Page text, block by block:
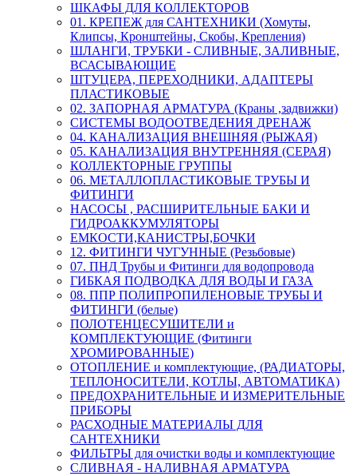
ШКАФЫ ДЛЯ КОЛЛЕКТОРОВ
01. КРЕПЕЖ для САНТЕХНИКИ (Хомуты,
Клипсы, Кронштейны, Скобы, Крепления)
ШЛАНГИ, ТРУБКИ - СЛИВНЫЕ, ЗАЛИВНЫЕ,
ВСАСЫВАЮЩИЕ
ШТУЦЕРА, ПЕРЕХОДНИКИ, АДАПТЕРЫ
ПЛАСТИКОВЫЕ
02. ЗАПОРНАЯ АРМАТУРА (Краны ,задвижки)
СИСТЕМЫ ВОДООТВЕДЕНИЯ ДРЕНАЖ
04. КАНАЛИЗАЦИЯ ВНЕШНЯЯ (РЫЖАЯ)
05. КАНАЛИЗАЦИЯ ВНУТРЕННЯЯ (СЕРАЯ)
КОЛЛЕКТОРНЫЕ ГРУППЫ
06. МЕТАЛЛОПЛАСТИКОВЫЕ ТРУБЫ И
ФИТИНГИ
НАСОСЫ , РАСШИРИТЕЛЬНЫЕ БАКИ И
ГИДРОАККУМУЛЯТОРЫ
ЕМКОСТИ,КАНИСТРЫ,БОЧКИ
12. ФИТИНГИ ЧУГУННЫЕ (Резьбовые)
07. ПНД Трубы и Фитинги для водопровода
ГИБКАЯ ПОДВОДКА ДЛЯ ВОДЫ И ГАЗА
08. ППР ПОЛИПРОПИЛЕНОВЫЕ ТРУБЫ И
ФИТИНГИ (белые)
ПОЛОТЕНЦЕСУШИТЕЛИ и
КОМПЛЕКТУЮЩИЕ (Фитинги
ХРОМИРОВАННЫЕ)
ОТОПЛЕНИЕ и комплектующие, (РАДИАТОРЫ,
ТЕПЛОНОСИТЕЛИ, КОТЛЫ, АВТОМАТИКА)
ПРЕДОХРАНИТЕЛЬНЫЕ И ИЗМЕРИТЕЛЬНЫЕ
ПРИБОРЫ
РАСХОДНЫЕ МАТЕРИАЛЫ ДЛЯ
САНТЕХНИКИ
ФИЛЬТРЫ для очистки воды и комплектующие
СЛИВНАЯ - НАЛИВНАЯ АРМАТУРА